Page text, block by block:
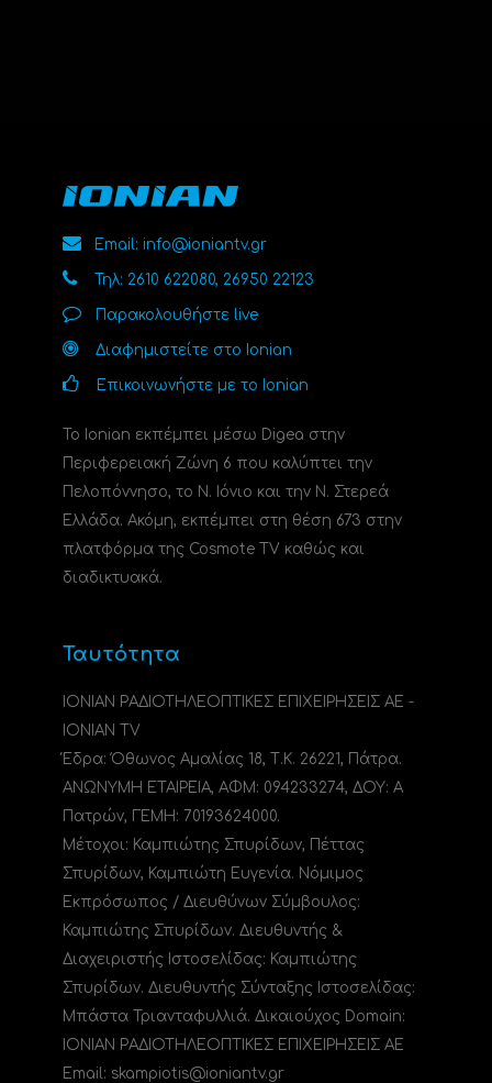
Email: info@ioniantv.gr
Τηλ: 2610 622080, 26950 22123
Παρακολουθήστε live
Διαφημιστείτε στο Ionian
Επικοινωνήστε με το Ionian
Το Ionian εκπέμπει μέσω Digea στην
Περιφερειακή Ζώνη 6 που καλύπτει την
Πελοπόννησο, το N. Ιόνιο και την Ν. Στερεά
Ελλάδα. Ακόμη, εκπέμπει στη θέση 673 στην
πλατφόρμα της Cosmote TV καθώς και
διαδικτυακά.
Ταυτότητα
ΙΟΝΙΑΝ ΡΑΔΙΟΤΗΛΕΟΠΤΙΚΕΣ ΕΠΙΧΕΙΡΗΣΕΙΣ ΑΕ -
IONIAN TV
Έδρα: Όθωνος Αμαλίας 18, Τ.Κ. 26221, Πάτρα.
ΑΝΩΝΥΜΗ ΕΤΑΙΡΕΙΑ, ΑΦΜ: 094233274, ΔΟΥ: A
Πατρών, ΓΕΜΗ: 70193624000.
Μέτοχοι: Καμπιώτης Σπυρίδων, Πέττας
Σπυρίδων, Καμπιώτη Ευγενία. Νόμιμος
Εκπρόσωπος / Διευθύνων Σύμβουλος:
Καμπιώτης Σπυρίδων. Διευθυντής &
Διαχειριστής Ιστοσελίδας: Καμπιώτης
Σπυρίδων. Διευθυντής Σύνταξης Ιστοσελίδας:
Μπάστα Τριανταφυλλιά. Δικαιούχος Domain:
ΙΟΝΙΑΝ ΡΑΔΙΟΤΗΛΕΟΠΤΙΚΕΣ ΕΠΙΧΕΙΡΗΣΕΙΣ ΑΕ
Email: skampiotis@ioniantv.gr